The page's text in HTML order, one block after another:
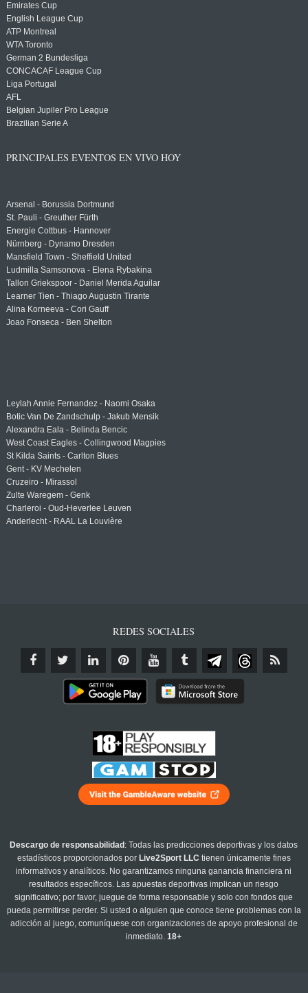
Emirates Cup
English League Cup
ATP Montreal
WTA Toronto
German 2 Bundesliga
CONCACAF League Cup
Liga Portugal
AFL
Belgian Jupiler Pro League
Brazilian Serie A
PRINCIPALES EVENTOS EN VIVO HOY
Arsenal - Borussia Dortmund
St. Pauli - Greuther Fürth
Energie Cottbus - Hannover
Nürnberg - Dynamo Dresden
Mansfield Town - Sheffield United
Ludmilla Samsonova - Elena Rybakina
Tallon Griekspoor - Daniel Merida Aguilar
Learner Tien - Thiago Augustin Tirante
Alina Korneeva - Cori Gauff
Joao Fonseca - Ben Shelton
Leylah Annie Fernandez - Naomi Osaka
Botic Van De Zandschulp - Jakub Mensik
Alexandra Eala - Belinda Bencic
West Coast Eagles - Collingwood Magpies
St Kilda Saints - Carlton Blues
Gent - KV Mechelen
Cruzeiro - Mirassol
Zulte Waregem - Genk
Charleroi - Oud-Heverlee Leuven
Anderlecht - RAAL La Louvière
REDES SOCIALES
Descargo de responsabilidad : Todas las predicciones deportivas y los datos
estadísticos proporcionados por Live2Sport LLC tienen únicamente fines
informativos y analíticos. No garantizamos ninguna ganancia financiera ni
resultados específicos. Las apuestas deportivas implican un riesgo
significativo; por favor, juegue de forma responsable y solo con fondos que
pueda permitirse perder. Si usted o alguien que conoce tiene problemas con la
adicción al juego, comuníquese con organizaciones de apoyo profesional de
inmediato.18+